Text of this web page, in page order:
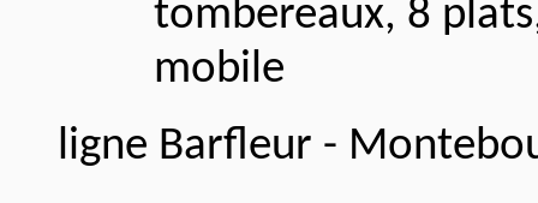
tombereaux, 8
mobile
ligne Barfleur -